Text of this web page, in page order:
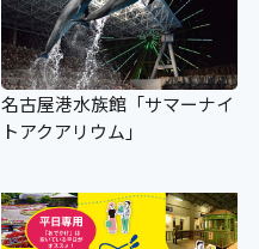
名古屋港水族館「サマーナイ
トアクアリウム」